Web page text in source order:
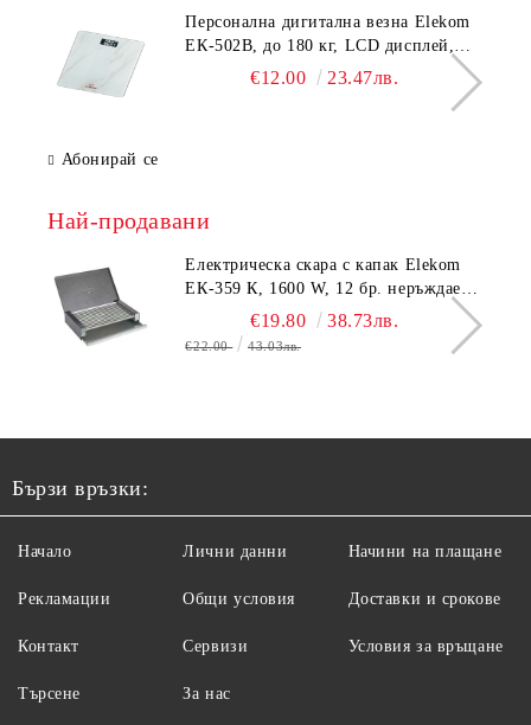
Персонална дигитална везна Elekom
ЕК-502B, до 180 кг, LCD дисплей,
Темперирано стъкло - 6.0 мм,
€12.00 23.47лв.
Абонирай се
Най-продавани
Електрическа скара с капак Elekom
ЕК-359 К, 1600 W, 12 бр. неръждаеми
тръбни нагревятеля
€19.80 38.73лв.
€22.00 43.03лв.
Бързи връзки:
Начало
Рекламации
Контакт
Търсене
Лични данни
Общи условия
Сервизи
За нас
Начини на плащане
Доставки и срокове
Условия за връщане